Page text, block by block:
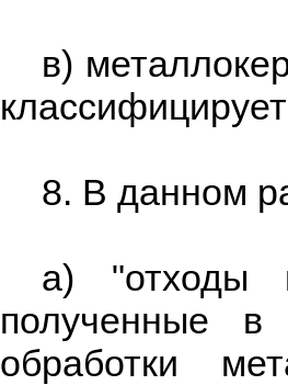
в)
8. В данном
а) "отходы
полученные в
обработки